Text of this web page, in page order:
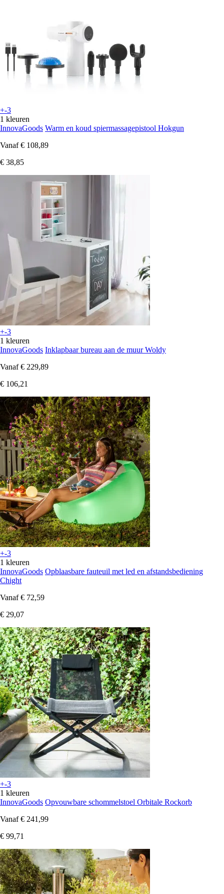
+-3
1 kleuren
InnovaGoods Warm en koud spiermassagepistool Hokgun
Vanaf € 108,89
€ 38,85
+-3
1 kleuren
InnovaGoods Inklapbaar bureau aan de muur Woldy
Vanaf € 229,89
€ 106,21
+-3
1 kleuren
InnovaGoods Opblaasbare fauteuil met led en afstandsbediening
Chight
Vanaf € 72,59
€ 29,07
+-3
1 kleuren
InnovaGoods Opvouwbare schommelstoel Orbitale Rockorb
Vanaf € 241,99
€ 99,71